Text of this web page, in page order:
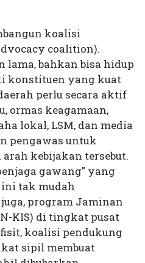
koalisi
coalition).
lama, bahkan bisa hidup
konstituen yang kuat
perlu secara aktif
ormas keagamaan,
lokal, LSM, dan media
pengawas untuk
kebijakan tersebut.
gawang" yang
tak mudah
program Jaminan
KIS) di tingkat pusat
koalisi pendukung
sipil membuat